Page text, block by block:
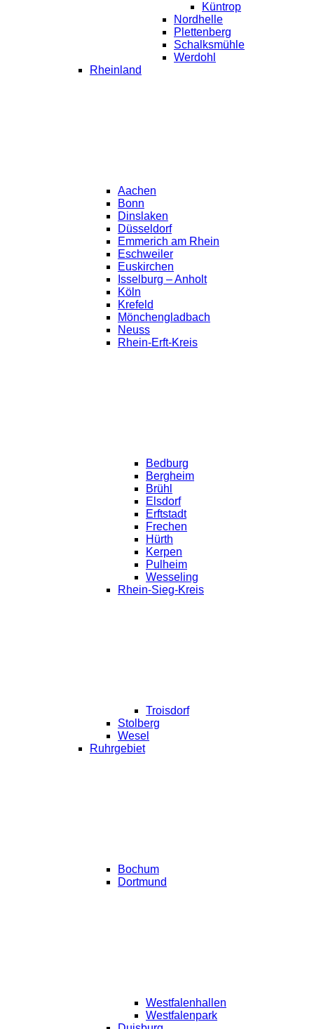
Küntrop
Nordhelle
Plettenberg
Schalksmühle
Werdohl
Rheinland
Aachen
Bonn
Dinslaken
Düsseldorf
Emmerich am Rhein
Eschweiler
Euskirchen
Isselburg – Anholt
Köln
Krefeld
Mönchengladbach
Neuss
Rhein-Erft-Kreis
Bedburg
Bergheim
Brühl
Elsdorf
Erftstadt
Frechen
Hürth
Kerpen
Pulheim
Wesseling
Rhein-Sieg-Kreis
Troisdorf
Stolberg
Wesel
Ruhrgebiet
Bochum
Dortmund
Westfalenhallen
Westfalenpark